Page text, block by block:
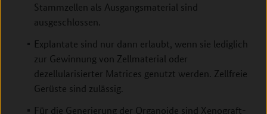
Stammzellen als Ausgangsmaterial sind
ausgeschlossen.
Explantate sind nur dann erlaubt, wenn sie lediglich
zur Gewinnung von Zellmaterial oder
dezellularisierter Matrices genutzt werden. Zellfreie
Gerüste sind zulässig.
Für die Generierung der Organoide sind Xenograft-